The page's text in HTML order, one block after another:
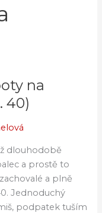
na
40)
dlouhodobě
a prostě to
a plně
Jednoduchý
podpatek tuším